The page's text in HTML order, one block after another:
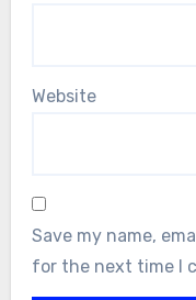
Website
Save my name,
for the next time I